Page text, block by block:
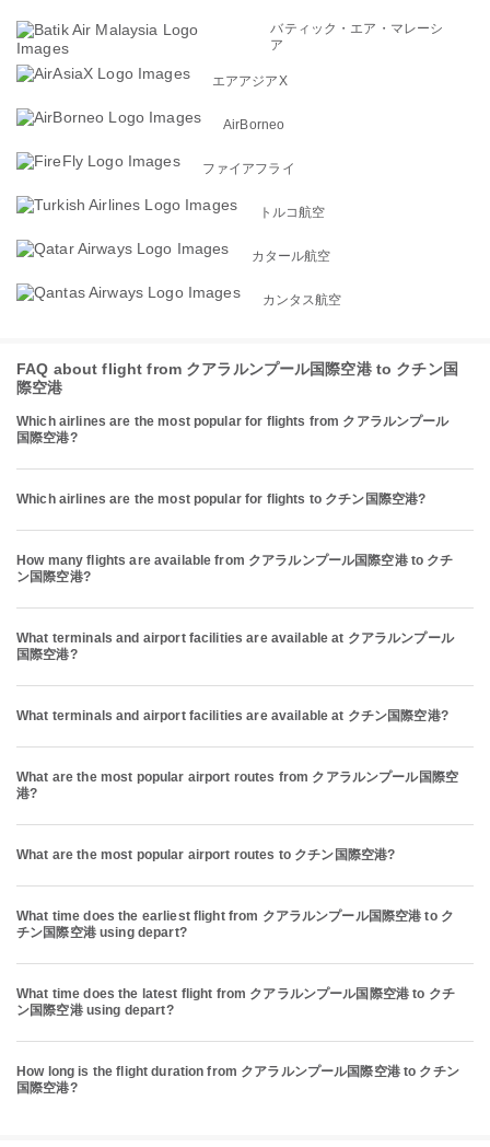
バティック・エア・マレーシ
ア
エアアジアX
AirBorneo
ファイアフライ
トルコ航空
カタール航空
カンタス航空
FAQ about flight from クアラルンプール国際空港 to クチン国
際空港
Which airlines are the most popular for flights from クアラルンプール
国際空港?
Which airlines are the most popular for flights to クチン国際空港?
How many flights are available from クアラルンプール国際空港 to クチ
ン国際空港?
What terminals and airport facilities are available at クアラルンプール
国際空港?
What terminals and airport facilities are available at クチン国際空港?
What are the most popular airport routes from クアラルンプール国際空
港?
What are the most popular airport routes to クチン国際空港?
What time does the earliest flight from クアラルンプール国際空港 to ク
チン国際空港 using depart?
What time does the latest flight from クアラルンプール国際空港 to クチ
ン国際空港 using depart?
How long is the flight duration from クアラルンプール国際空港 to クチン
国際空港?